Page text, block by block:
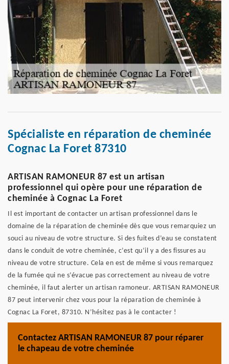
Spécialiste en réparation de cheminée
Cognac La Foret 87310
ARTISAN RAMONEUR 87 est un artisan
professionnel qui opère pour une réparation de
cheminée à Cognac La Foret
Il est important de contacter un artisan professionnel dans le
domaine de la réparation de cheminée dès que vous remarquiez un
souci au niveau de votre structure. Si des fuites d’eau se constatent
dans le conduit de votre cheminée, c’est qu’il y a des fissures au
niveau de votre structure. Cela en est de même si vous remarquez
de la fumée qui ne s’évacue pas correctement au niveau de votre
cheminée, il faut alerter un artisan ramoneur. ARTISAN RAMONEUR
87 peut intervenir chez vous pour la réparation de cheminée à
Cognac La Foret, 87310. N’hésitez pas à le contacter !
Contactez ARTISAN RAMONEUR 87 pour réparer
le chapeau de votre cheminée